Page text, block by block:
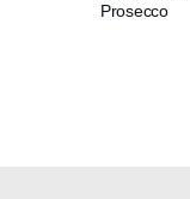
Prosecco